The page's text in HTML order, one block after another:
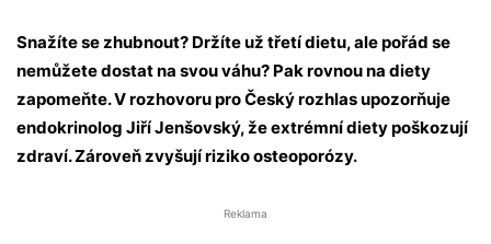
Snažíte se zhubnout? Držíte už třetí dietu, ale pořád se
nemůžete dostat na svou váhu? Pak rovnou na diety
zapomeňte. V rozhovoru pro Český rozhlas upozorňuje
endokrinolog Jiří Jenšovský, že extrémní diety poškozují
zdraví. Zároveň zvyšují riziko osteoporózy.
Reklama